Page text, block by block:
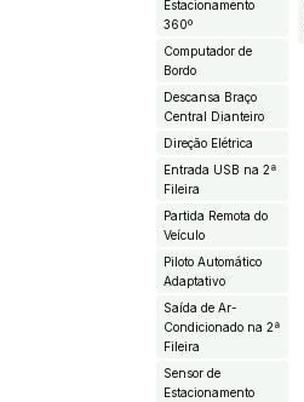
Estacionamento
360º
Computador de
Bordo
Descansa Braço
Central Dianteiro
Direção Elétrica
Entrada USB na 2ª
Fileira
Partida Remota do
Veículo
Piloto Automático
Adaptativo
Saída de Ar-
Condicionado na 2ª
Fileira
Sensor de
Estacionamento